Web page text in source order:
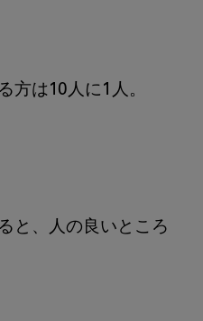
方は10人に1人。
と、人の良いところ